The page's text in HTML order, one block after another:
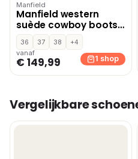
Manfield
Manfield western
suède cowboy boots
bordeaux
36 37 38
+4
vanaf
€ 149,99 1 shop
Vergelijkbare